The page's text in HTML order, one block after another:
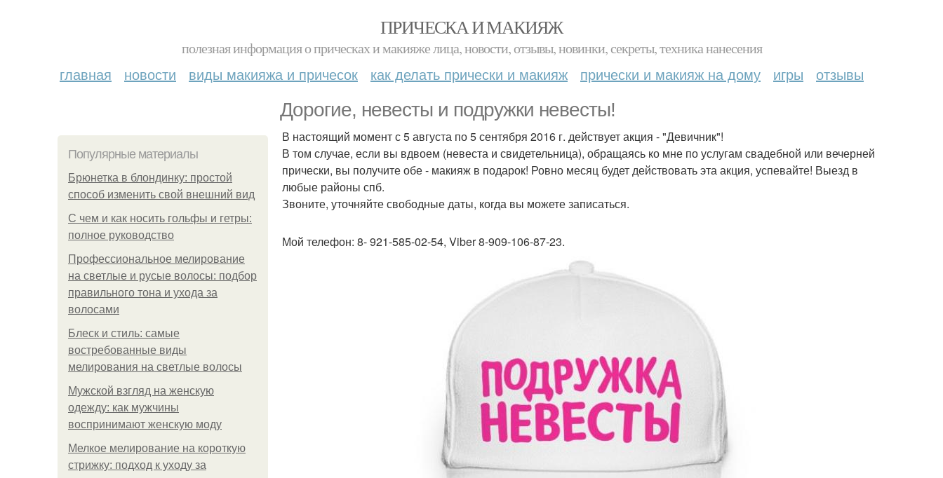
ПРИЧЕСКА И МАКИЯЖ
полезная информация о прическах и макияже лица, новости, отзывы, новинки, секреты, техника нанесения
главная новости виды макияжа и причесок как делать прически и макияж прически и макияж на дому игры отзывы
Дорогие, невесты и подружки невесты!
Популярные материалы
Брюнетка в блондинку: простой
способ изменить свой внешний вид
С чем и как носить гольфы и гетры:
полное руководство
Профессиональное мелирование
на светлые и русые волосы: подбор
правильного тона и ухода за
волосами
Блеск и стиль: самые
востребованные виды
мелирования на светлые волосы
Мужской взгляд на женскую
одежду: как мужчины
воспринимают женскую моду
Мелкое мелирование на короткую
стрижку: подход к уходу за
В настоящий момент с 5 августа по 5 сентября 2016 г. действует акция - "Девичник"!
В том случае, если вы вдвоем (невеста и свидетельница), обращаясь ко мне по услугам свадебной или вечерней
прически, вы получите обе - макияж в подарок! Ровно месяц будет действовать эта акция, успевайте! Выезд в
любые районы спб.
Звоните, уточняйте свободные даты, когда вы можете записаться.
Мой телефон: 8- 921-585-02-54, Viber 8-909-106-87-23.